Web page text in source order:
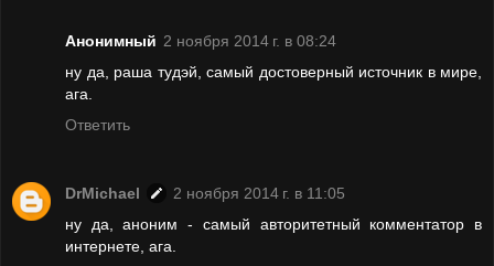
Анонимный 2 ноября 2014 г. в 08:24
ну да, раша тудэй, самый достоверный источник в мире,
ага.
Ответить
DrMichael
2 ноября 2014 г. в 11:05
ну да, аноним - самый авторитетный комментатор в
интернете, ага.